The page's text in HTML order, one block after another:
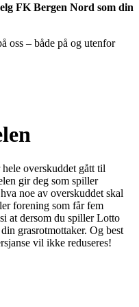
FK Bergen Nord som din
oss – både på og utenfor
overskuddet gått til
gir deg som spiller
noe av overskuddet skal
forening som får fem
at dersom du spiller Lotto
grasrotmottaker. Og best
vil ikke reduseres!